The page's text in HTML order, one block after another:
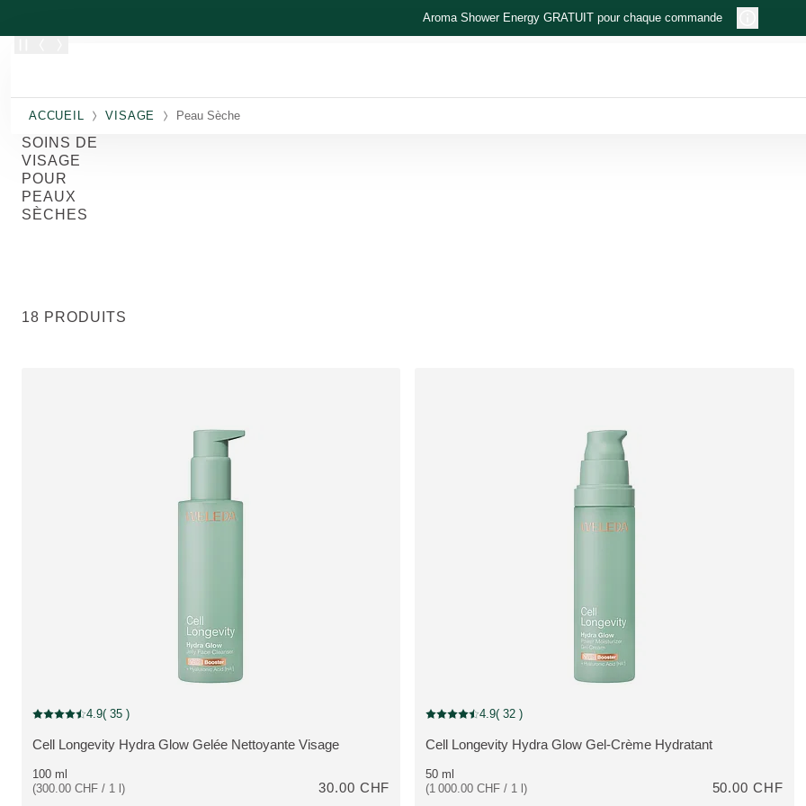
Aroma Shower Energy GRATUIT pour chaque commande
ACCUEIL VISAGE Peau Sèche
SOINS DE
VISAGE
POUR
PEAUX
SÈCHES
18 PRODUITS
PLUS:
Cell Longevity Hydra Glow Gelée Nettoyante Visage
Note actuelle : 4.9 sur 5 étoiles Noté par 35 clients
4.9( 35 )
100 ml
(300.00 CHF / 1 l)
30.00 CHF
PLUS:
Cell Longevity Hydra Glow Gel-Crème Hydratant
Note actuelle : 4.9 sur 5 étoiles Noté par 32 clients
4.9( 32 )
50 ml
(1 000.00 CHF / 1 l)
50.00 CHF